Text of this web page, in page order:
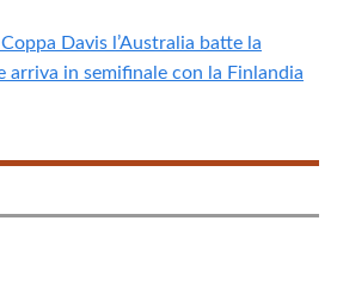
Davis l’Australia batte la
arriva in semifinale con la Finlandia